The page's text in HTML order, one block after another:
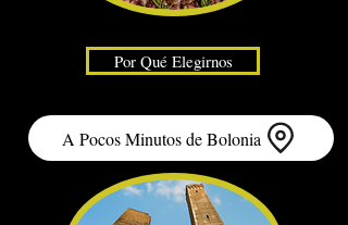
Por Qué Elegirnos
A Pocos Minutos de Bolonia